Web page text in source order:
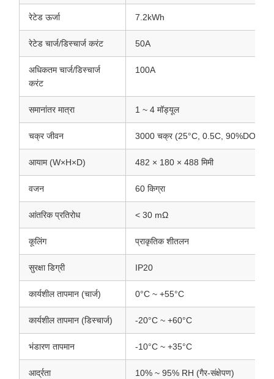
रेटेड ऊर्जा 7.2kWh
रेटेड चार्ज/डिस्चार्ज करंट 50A
अधिकतम चार्ज/डिस्चार्ज
करंट
100A
समानांतर मात्रा 1 ~ 4 मॉड्यूल
चक्र जीवन 3000 चक्र (25°C, 0.5C, 90%DOD,
आयाम (W×H×D) 482 × 180 × 488 मिमी
वजन 60 किग्रा
आंतरिक प्रतिरोध < 30 mΩ
कूलिंग प्राकृतिक शीतलन
सुरक्षा डिग्री IP20
कार्यशील तापमान (चार्ज) 0°C ~ +55°C
कार्यशील तापमान (डिस्चार्ज) -20°C ~ +60°C
भंडारण तापमान -10°C ~ +35°C
आर्द्रता 10% ~ 95% RH (गैर-संक्षेपण)